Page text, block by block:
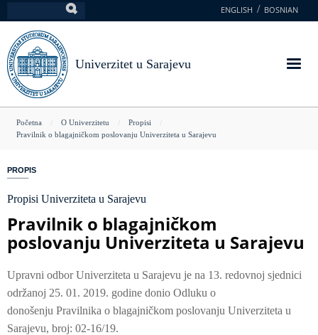
na
glavni
sadržaj
ENGLISH BOSNIAN
Univerzitet u Sarajevu
You
here
Početna O Univerzitetu
Propisi
Pravilnik o blagajničkom poslovanju Univerziteta u Sarajevu
PROPIS
Propisi Univerziteta u Sarajevu
Pravilnik o blagajničkom
poslovanju Univerziteta u Sarajevu
Upravni odbor Univerziteta u Sarajevu je na 13. redovnoj sjednici
održanoj 25. 01. 2019. godine donio Odluku o
donošenju Pravilnika o blagajničkom poslovanju Univerziteta u
Sarajevu, broj: 02-16/19.